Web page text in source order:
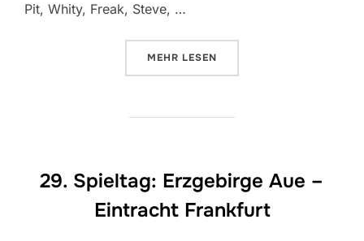
Pit, Whity, Freak, Steve, …
MEHR ÜBER „31. SPIELTAG: ROT
LESEN
29. Spieltag: Erzgebirge Aue –
Eintracht Frankfurt